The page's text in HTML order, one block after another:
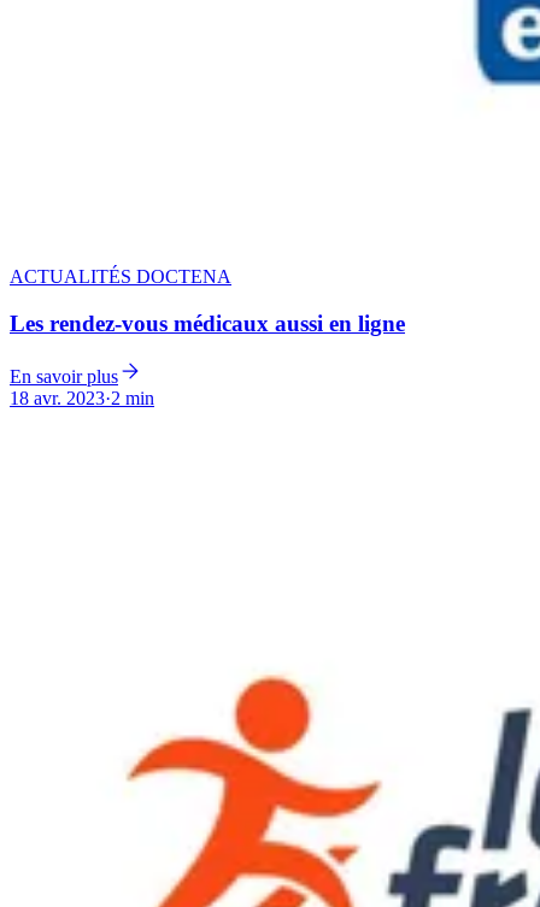
ACTUALITÉS DOCTENA
Les rendez-vous médicaux aussi en ligne
En savoir plus
18 avr. 2023·2 min